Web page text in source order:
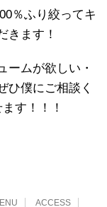
％ふり絞ってキ
きます！
ームが欲しい・
ひ僕にご相談く
す！！！
ACCESS